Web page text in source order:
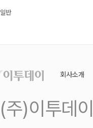
일반
회사소개
(주)이투데